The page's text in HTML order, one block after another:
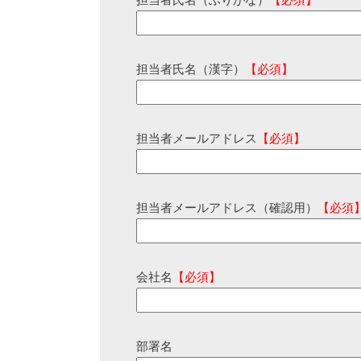
担当者氏名（漢字） 【必須】
担当者メールアドレス 【必須】
担当者メールアドレス（確認用） 【必須
会社名 【必須】
部署名